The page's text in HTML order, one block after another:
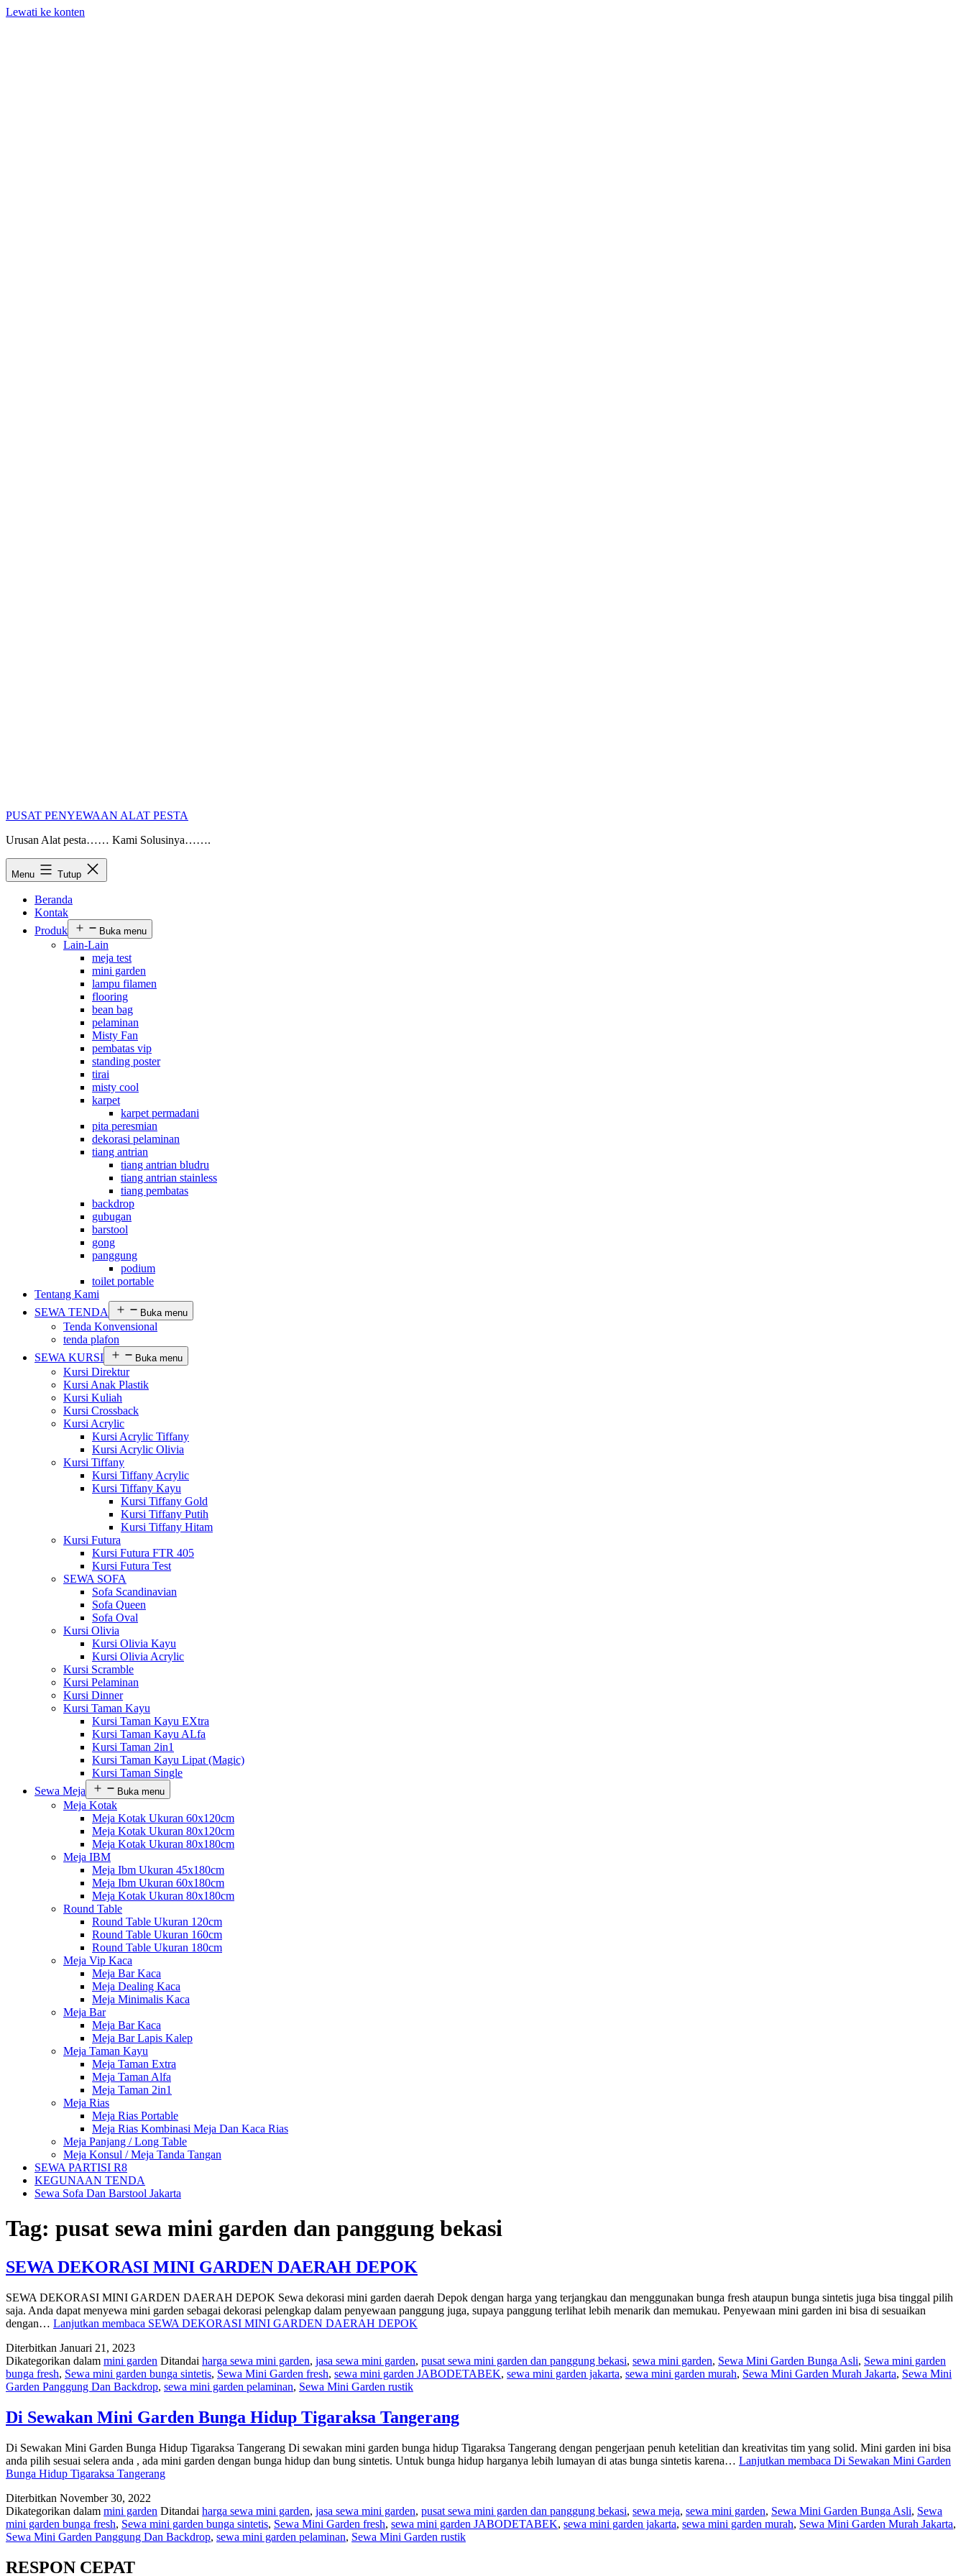
Lewati ke konten
PUSAT PENYEWAAN ALAT PESTA
Urusan Alat pesta…… Kami Solusinya…….
Menu Tutup
Beranda
Kontak
Produk
Buka menu
Lain-Lain
meja test
mini garden
lampu filamen
flooring
bean bag
pelaminan
Misty Fan
pembatas vip
standing poster
tirai
misty cool
karpet
karpet permadani
pita peresmian
dekorasi pelaminan
tiang antrian
tiang antrian bludru
tiang antrian stainless
tiang pembatas
backdrop
gubugan
barstool
gong
panggung
podium
toilet portable
Tentang Kami
SEWA TENDA
Buka menu
Tenda Konvensional
tenda plafon
SEWA KURSI
Buka menu
Kursi Direktur
Kursi Anak Plastik
Kursi Kuliah
Kursi Crossback
Kursi Acrylic
Kursi Acrylic Tiffany
Kursi Acrylic Olivia
Kursi Tiffany
Kursi Tiffany Acrylic
Kursi Tiffany Kayu
Kursi Tiffany Gold
Kursi Tiffany Putih
Kursi Tiffany Hitam
Kursi Futura
Kursi Futura FTR 405
Kursi Futura Test
SEWA SOFA
Sofa Scandinavian
Sofa Queen
Sofa Oval
Kursi Olivia
Kursi Olivia Kayu
Kursi Olivia Acrylic
Kursi Scramble
Kursi Pelaminan
Kursi Dinner
Kursi Taman Kayu
Kursi Taman Kayu EXtra
Kursi Taman Kayu ALfa
Kursi Taman 2in1
Kursi Taman Kayu Lipat (Magic)
Kursi Taman Single
Sewa Meja
Buka menu
Meja Kotak
Meja Kotak Ukuran 60x120cm
Meja Kotak Ukuran 80x120cm
Meja Kotak Ukuran 80x180cm
Meja IBM
Meja Ibm Ukuran 45x180cm
Meja Ibm Ukuran 60x180cm
Meja Kotak Ukuran 80x180cm
Round Table
Round Table Ukuran 120cm
Round Table Ukuran 160cm
Round Table Ukuran 180cm
Meja Vip Kaca
Meja Bar Kaca
Meja Dealing Kaca
Meja Minimalis Kaca
Meja Bar
Meja Bar Kaca
Meja Bar Lapis Kalep
Meja Taman Kayu
Meja Taman Extra
Meja Taman Alfa
Meja Taman 2in1
Meja Rias
Meja Rias Portable
Meja Rias Kombinasi Meja Dan Kaca Rias
Meja Panjang / Long Table
Meja Konsul / Meja Tanda Tangan
SEWA PARTISI R8
KEGUNAAN TENDA
Sewa Sofa Dan Barstool Jakarta
Tag: pusat sewa mini garden dan panggung bekasi
SEWA DEKORASI MINI GARDEN DAERAH DEPOK
SEWA DEKORASI MINI GARDEN DAERAH DEPOK Sewa dekorasi mini garden daerah Depok dengan harga yang terjangkau dan menggunakan bunga fresh ataupun bunga sintetis juga bisa tinggal pilih
saja. Anda dapat menyewa mini garden sebagai dekorasi pelengkap dalam penyewaan panggung juga, supaya panggung terlihat lebih menarik dan memukau. Penyewaan mini garden ini bisa di sesuaikan
dengan… Lanjutkan membaca SEWA DEKORASI MINI GARDEN DAERAH DEPOK
Diterbitkan Januari 21, 2023
Dikategorikan dalam mini garden Ditandai harga sewa mini garden, jasa sewa mini garden, pusat sewa mini garden dan panggung bekasi, sewa mini garden, Sewa Mini Garden Bunga Asli, Sewa mini garden
bunga fresh, Sewa mini garden bunga sintetis, Sewa Mini Garden fresh, sewa mini garden JABODETABEK, sewa mini garden jakarta, sewa mini garden murah, Sewa Mini Garden Murah Jakarta, Sewa Mini
Garden Panggung Dan Backdrop, sewa mini garden pelaminan, Sewa Mini Garden rustik
Di Sewakan Mini Garden Bunga Hidup Tigaraksa Tangerang
Di Sewakan Mini Garden Bunga Hidup Tigaraksa Tangerang Di sewakan mini garden bunga hidup Tigaraksa Tangerang dengan pengerjaan penuh ketelitian dan kreativitas tim yang solid. Mini garden ini bisa
anda pilih sesuai selera anda , ada mini garden dengan bunga hidup dan bung sintetis. Untuk bunga hidup harganya lebih lumayan di atas bunga sintetis karena… Lanjutkan membaca Di Sewakan Mini Garden
Bunga Hidup Tigaraksa Tangerang
Diterbitkan November 30, 2022
Dikategorikan dalam mini garden Ditandai harga sewa mini garden, jasa sewa mini garden, pusat sewa mini garden dan panggung bekasi, sewa meja, sewa mini garden, Sewa Mini Garden Bunga Asli, Sewa
mini garden bunga fresh, Sewa mini garden bunga sintetis, Sewa Mini Garden fresh, sewa mini garden JABODETABEK, sewa mini garden jakarta, sewa mini garden murah, Sewa Mini Garden Murah Jakarta,
Sewa Mini Garden Panggung Dan Backdrop, sewa mini garden pelaminan, Sewa Mini Garden rustik
RESPON CEPAT